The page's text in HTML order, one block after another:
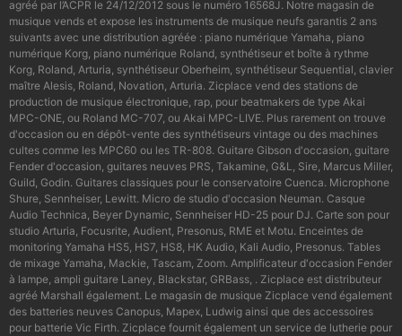
agréé par l’ACPR le 24/12/2012 sous le numéro 16568J. Notre magasin de
musique vends et expose les instruments de musique neufs garantis 2 ans
suivants avec une distribution agréée : piano numérique Yamaha, piano
numérique Korg, piano numérique Roland, synthétiseur et boîte à rythme
Korg, Roland, Arturia, synthétiseur Oberheim, synthétiseur Sequential, clavier
maître Alesis, Roland, Novation, Arturia. Zicplace vend des stations de
production de musique électronique, rap, pour beatmakers de type Akai
MPC-ONE, ou Roland MC-707, ou Akai MPC-LIVE. Plus rarement on trouve
d'occasion ou en dépôt-vente des synthétiseurs vintage ou des machines
cultes comme les MPC60 ou les TR-808. Guitare Gibson d'occasion, guitare
Fender d'occasion, guitares neuves PRS, Takamine, G&L, Sire, Marcus Miller,
Guild, Godin. Guitares classiques pour le conservatoire Cuenca. Microphone
Shure, Sennheiser, Lewitt. Micro de studio d'occasion Neuman. Casque
Audio Technica, Beyer Dynamic, Sennheiser HD-25 pour DJ. Carte son pour
studio Arturia, Focusrite, Audient, Presonus, RME et Motu. Enceintes de
monitoring Yamaha HS5, HS7, HS8, HK Audio, Kali Audio, Presonus. Tables
de mixage Yamaha, Mackie, Tascam, Zoom. Amplificateur d'occasion Fender
à lampe, ampli guitare Laney, Blackstar, GRBass, . Zicplace est distributeur
agréé Marshall également. Le magasin de musique Zicplace vend également
des batteries neuves Canopus, Mapex, Ludwig ainsi que des accessoires
pour batterie Vic Firth. Zicplace fournit également un service de lutherie pour